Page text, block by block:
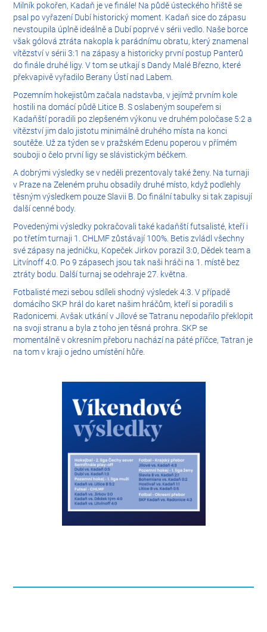
Milník pokořen, Kadaň je ve finále! Na půdě ústeckého hřiště se
psal po vyřazení Dubí historický moment. Kadaň sice do zápasu
nevstoupila úplně ideálně a Dubí poprvé v sérii vedlo. Naše borce
však gólová ztráta nakopla k parádnímu obratu, který znamenal
vítězství v sérii 3:1 na zápasy a historicky první postup Panterů
do finále druhé ligy. V tom se utkají s Dandy Malé Březno, které
překvapivě vyřadilo Berany Ústí nad Labem.
Pozemním hokejistům začala nadstavba, v jejímž prvním kole
hostili na domácí půdě Litice B. S oslabeným soupeřem si
Kadaňští poradili po zlepšeném výkonu ve druhém poločase 5:2 a
vítězství jim dalo jistotu minimálně druhého místa na konci
soutěže. Už za týden se v pražském Edenu poperou v přímém
souboji o čelo první ligy se slávistickým béčkem.
A dobrými výsledky se v neděli prezentovaly také ženy. Na turnaji
v Praze na Zeleném pruhu obsadily druhé místo, když podlehly
těsným výsledkem pouze Slavii B. Do finální tabulky si tak zapisují
další cenné body.
Povedenými výsledky pokračovali také kadaňští futsalisté, kteří i
po třetím turnaji 1. CHLMF zůstávají 100%. Betis zvládl všechny
své zápasy na jedničku, Kopeček Jirkov porazil 3:0, Dědek team a
Litvínoff 4:0. Po 9 zápasech jsou tak naši hráči na 1. místě bez
ztráty bodu. Další turnaj se odehraje 27. května.
Fotbalisté mezi sebou sdíleli shodný výsledek 4:3. V případě
domácího SKP hrál do karet našim hráčům, kteří si poradili s
Radonicemi. Avšak utkání v Jílové se Tatranu nepodařilo překlopit
na svoji stranu a byla z toho jen těsná prohra. SKP se
momentálně v okresním přeboru nachází na páté příčce, Tatran je
na tom v kraji o jedno umístění hůře.